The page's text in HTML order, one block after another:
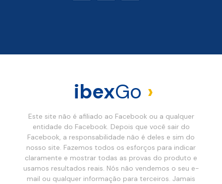
ibexGo ›
Este site não é afiliado ao Facebook ou a qualquer
entidade do Facebook. Depois que você sair do
Facebook, a responsabilidade não é deles e sim do
nosso site. Fazemos todos os esforços para indicar
claramente e mostrar todas as provas do produto e
usamos resultados reais. Nós não vendemos o seu e-
mail ou qualquer informação para terceiros. Jamais